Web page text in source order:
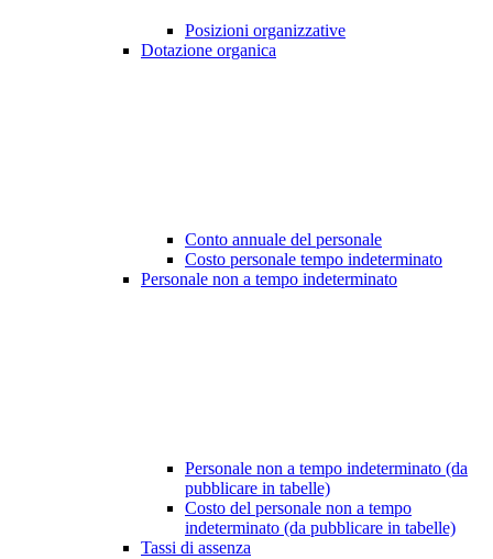
Posizioni organizzative
Dotazione organica
Conto annuale del personale
Costo personale tempo indeterminato
Personale non a tempo indeterminato
Personale non a tempo indeterminato (da
pubblicare in tabelle)
Costo del personale non a tempo
indeterminato (da pubblicare in tabelle)
Tassi di assenza